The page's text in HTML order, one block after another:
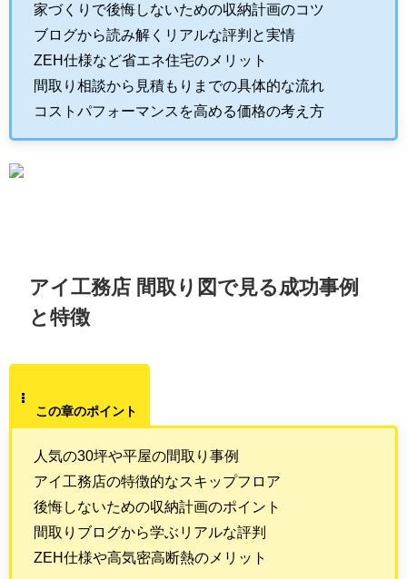
家づくりで後悔しないための収納計画のコツ
ブログから読み解くリアルな評判と実情
ZEH仕様など省エネ住宅のメリット
間取り相談から見積もりまでの具体的な流れ
コストパフォーマンスを高める価格の考え方
アイ工務店 間取り図で見る成功事例
と特徴
この章のポイント
人気の30坪や平屋の間取り事例
アイ工務店の特徴的なスキップフロア
後悔しないための収納計画のポイント
間取りブログから学ぶリアルな評判
ZEH仕様や高気密高断熱のメリット